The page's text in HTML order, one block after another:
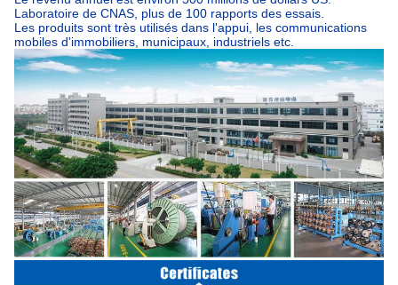
Laboratoire de CNAS, plus de 100 rapports des essais.
Les produits sont très utilisés dans l'appui, les communications
mobiles d'immobiliers, municipaux, industriels etc.